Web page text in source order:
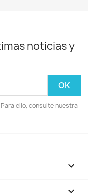
noticias y
ello, consulte nuestra
